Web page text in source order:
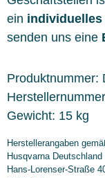
ein individuelles
senden uns eine
Produktnummer:
Gewicht: 15 kg
Herstellerangaben
Husqvarna Deutschland
Hans-Lorenser-Straße